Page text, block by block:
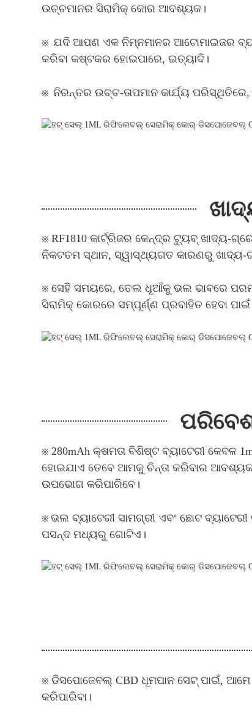
ଉଚ୍ଚମାନର ସିରାମିକ୍ କୋର ଆବଶ୍ୟକ।
※ ଯଦି ଆପଣ ଏକ ନିମ୍ନମାନର ଆଟୋମାଇଜର
କରିବା କଷ୍ଟକର ହୋଇପାରେ, ଇତ୍ୟାଦି।
※ ନିରନ୍ତର ଉଚ୍ଚ-ତାପମାନ କାର୍ଯ୍ୟ
※ RF1810 କାର୍ଟ୍ରିଜର କେନ୍ଦ୍ର ଟ୍ୟୁବ୍ ଖାଦ୍ୟ-
ନିକଟତମ ସ୍ଥାନ, ସ୍ୱାସ୍ଥ୍ୟଗତ କାରଣରୁ ଖାଦ୍ୟ-
※ ସେହି ସମୟରେ, ତେଲ ଧୂଆଁକୁ ଭଲ ଭାବରେ
ସିରାମିକ୍ କୋରରେ ସମ୍ପୂର୍ଣ୍ଣ ପ୍ରବାହିତ ହେବା
※ 280mAh କ୍ଷମତା ବିଶିଷ୍ଟ ବ୍ୟାଟେରୀ କେବଳ
ହୋଇଯାଏ ତେବେ ଆମକୁ ଚିନ୍ତା କରିବାର
ଉପଭୋଗ କରିପାରିବେ।
※ ଭଲ ବ୍ୟାଟେରୀ ସାମଗ୍ରୀ ଏବଂ ଛୋଟ
ପସନ୍ଦ ମଧ୍ୟରୁ ଗୋଟିଏ।
※ ଡିସପୋଜେବଲ୍ CBD ଧୂମପାନ ସେଟ୍ ପାଇଁ,
କରିପାରିବା।